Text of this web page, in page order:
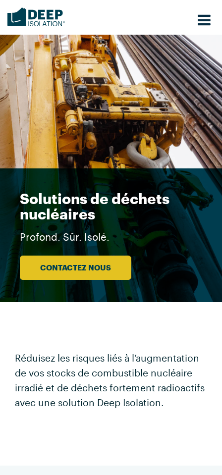
content
Solutions de déchets
nucléaires
Profond. Sûr. Isolé.
CONTACTEZ NOUS
Réduisez les risques liés à l’augmentation
de vos stocks de combustible nucléaire
irradié et de déchets fortement radioactifs
avec une solution Deep Isolation.